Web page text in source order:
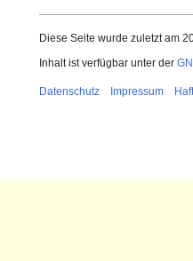
Diese Seite wurde zuletzt am
Inhalt ist verfügbar unter der
Datenschutz Impressum